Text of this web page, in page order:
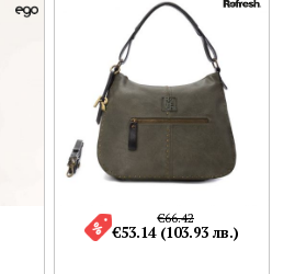
€66.42
€53.14 (103.93 лв.)